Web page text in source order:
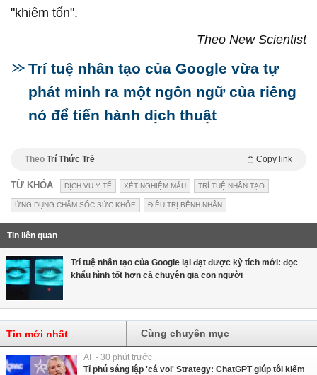
"khiêm tốn".
Theo New Scientist
Trí tuệ nhân tạo của Google vừa tự
phát minh ra một ngôn ngữ của riêng
nó để tiến hành dịch thuật
Theo Trí Thức Trẻ Copy link
TỪ KHÓA DỊCH VỤ Y TẾ XÉT NGHIỆM MÁU TRÍ TUỆ NHÂN TẠO
ỨNG DỤNG CHĂM SÓC SỨC KHỎE ĐIỀU TRỊ BỆNH NHÂN
Tin liên quan
Trí tuệ nhân tạo của Google lại đạt được kỳ tích mới: đọc
khẩu hình tốt hơn cả chuyên gia con người
Tin mới nhất Cùng chuyên mục
AI - 30 phút trước
Tỉ phú sáng lập 'cá voi' Strategy: ChatGPT giúp tôi kiếm